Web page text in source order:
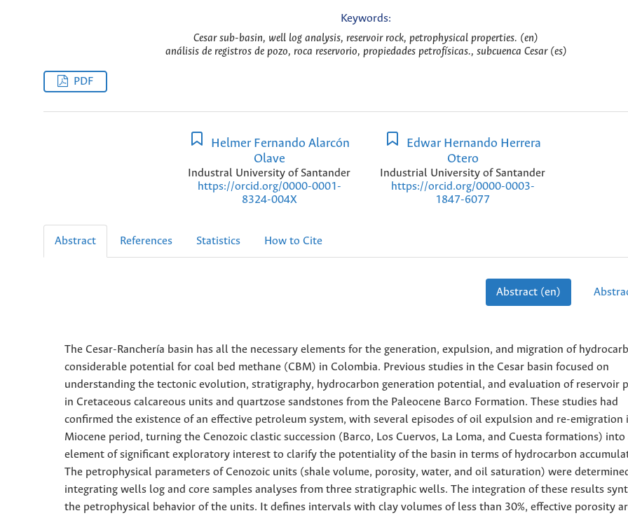
Keywords:
Cesar sub-basin, well log analysis, reservoir rock, petrophysical properties. (en)
análisis de registros de pozo, roca reservorio, propiedades petrofísicas., subcuenca Cesar (es)
PDF
Helmer Fernando Alarcón
Olave
Industral University of Santander
https://orcid.org/0000-0001-
8324-004X
Edwar Hernando Herrera
Otero
Industrial University of Santander
https://orcid.org/0000-0003-
1847-6077
Abstract References Statistics How to Cite
Abstract (en)
The Cesar-Ranchería basin has all the necessary elements for the generation, expulsion, and migration of
considerable potential for coal bed methane (CBM) in Colombia. Previous studies in the Cesar basin focused on
understanding the tectonic evolution, stratigraphy, hydrocarbon generation potential, and evaluation of reservoir
in Cretaceous calcareous units and quartzose sandstones from the Paleocene Barco Formation. These studies had
confirmed the existence of an effective petroleum system, with several episodes of oil expulsion and re-emigration
Miocene period, turning the Cenozoic clastic succession (Barco, Los Cuervos, La Loma, and Cuesta formations) into
element of significant exploratory interest to clarify the potentiality of the basin in terms of hydrocarbon
The petrophysical parameters of Cenozoic units (shale volume, porosity, water, and oil saturation) were
integrating wells log and core samples analyses from three stratigraphic wells. The integration of these results
the petrophysical behavior of the units. It defines intervals with clay volumes of less than 30%, effective porosity